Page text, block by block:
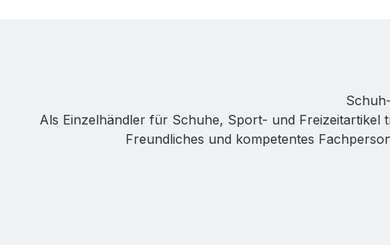
Als Einzelhändler für Schuhe, Sport- und Freizeitartikel
Freundliches und kompetentes